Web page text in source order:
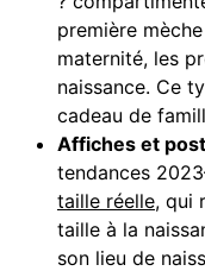
première
maternité, les
naissance. Ce
cadeau de
Affiches et
tendances
taille réelle, qui
taille à la
son lieu de